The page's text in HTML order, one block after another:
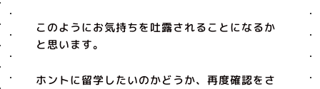
このようにお気持ちを吐露されることになるか
と思います。
ホントに留学したいのかどうか、再度確認をさ